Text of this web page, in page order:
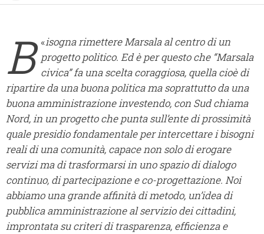
«
B
isogna rimettere Marsala al centro di un
progetto politico. Ed è per questo che “Marsala
civica” fa una scelta coraggiosa, quella cioè di
ripartire da una buona politica ma soprattutto da una
buona amministrazione investendo, con Sud chiama
Nord, in un progetto che punta sull’ente di prossimità
quale presidio fondamentale per intercettare i bisogni
reali di una comunità, capace non solo di erogare
servizi ma di trasformarsi in uno spazio di dialogo
continuo, di partecipazione e co-progettazione. Noi
abbiamo una grande affinità di metodo, un’idea di
pubblica amministrazioneal servizio dei cittadini,
improntata su criteri di trasparenza, efficienza e